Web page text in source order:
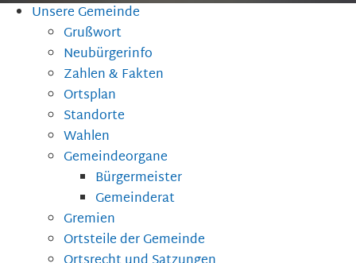
Unsere Gemeinde
Grußwort
Neubürgerinfo
Zahlen & Fakten
Ortsplan
Standorte
Wahlen
Gemeindeorgane
Bürgermeister
Gemeinderat
Gremien
Ortsteile der Gemeinde